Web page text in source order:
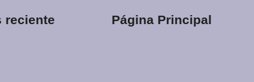
reciente Página Principal